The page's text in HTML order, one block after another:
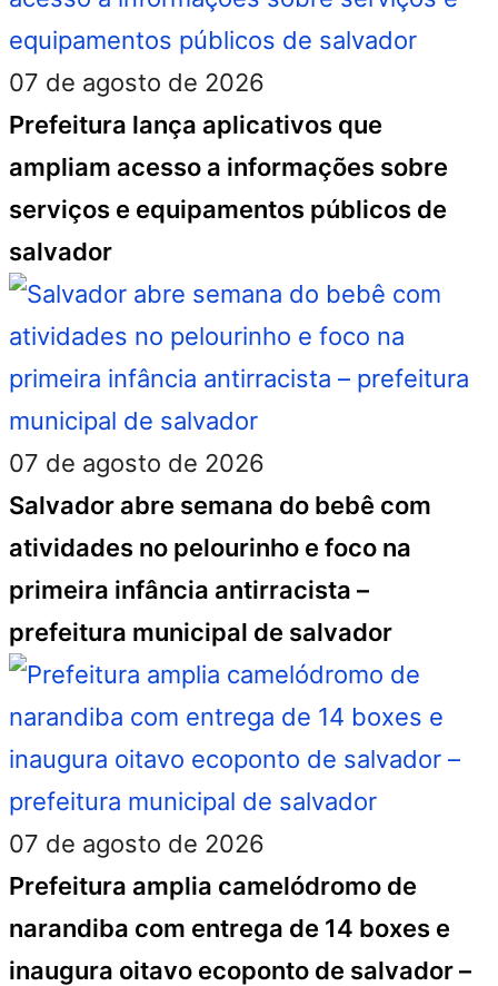
07 de agosto de 2026
Prefeitura lança aplicativos que
ampliam acesso a informações sobre
serviços e equipamentos públicos de
salvador
07 de agosto de 2026
Salvador abre semana do bebê com
atividades no pelourinho e foco na
primeira infância antirracista –
prefeitura municipal de salvador
07 de agosto de 2026
Prefeitura amplia camelódromo de
narandiba com entrega de 14 boxes e
inaugura oitavo ecoponto de salvador –